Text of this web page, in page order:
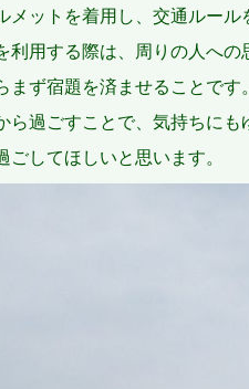
メットを着用し、交通ルール
利用する際は、周りの人へ
ず宿題を済ませることです。
ら過ごすことで、気持ちに
してほしいと思います。